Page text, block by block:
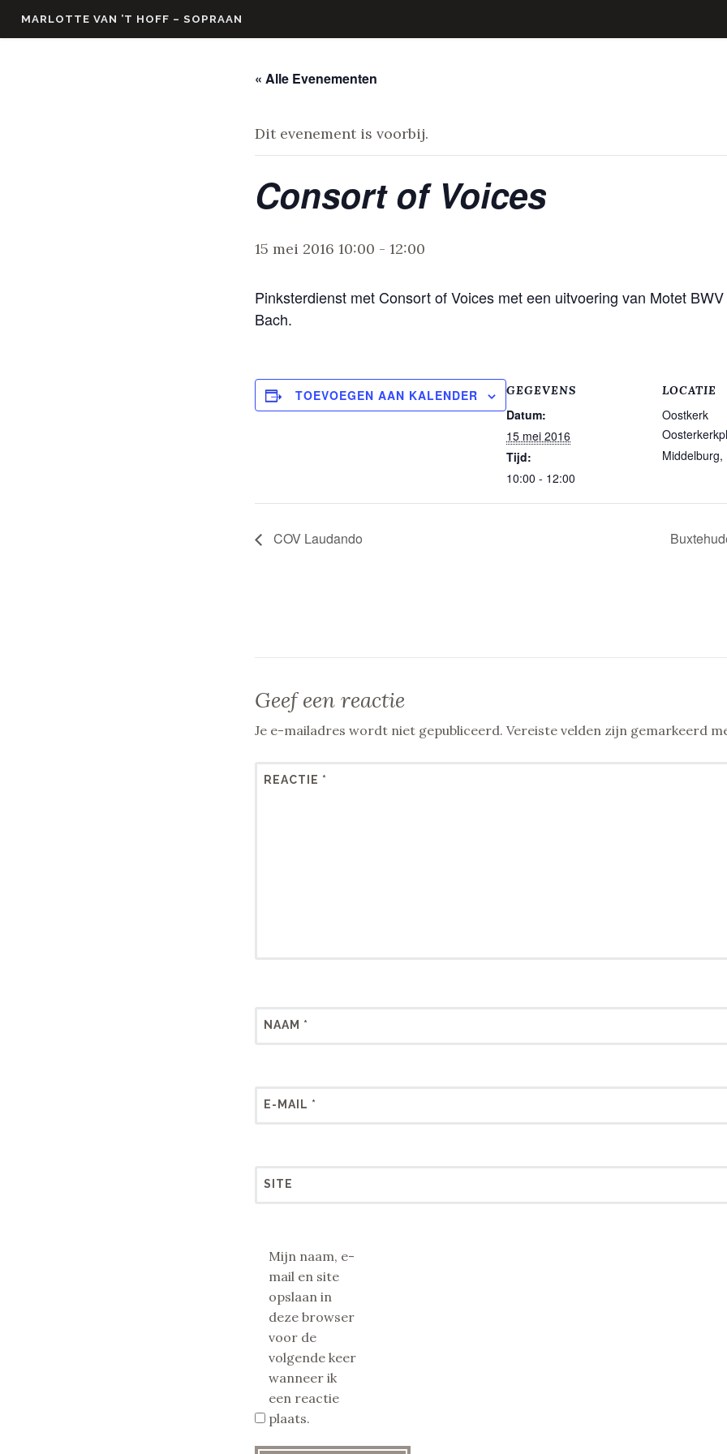
MARLOTTE VAN ’T HOFF – SOPRAAN
« Alle Evenementen
Dit evenement is voorbij.
Consort of Voices
15 mei 2016 10:00 - 12:00
Pinksterdienst met Consort of Voices met een uitvoering van Motet
Bach.
TOEVOEGEN AAN KALENDER GEGEVENS
Datum:
15 mei 2016
Tijd:
10:00 - 12:00
LOCATIE
Oostkerk
Middelburg,
COV Laudando
Geef een reactie
Je e-mailadres wordt niet gepubliceerd. Vereiste velden zijn gemarkeerd
REACTIE *
NAAM *
E-MAIL *
SITE
Mijn naam, e-
mail en site
opslaan in
deze browser
voor de
volgende keer
wanneer ik
een reactie
plaats.